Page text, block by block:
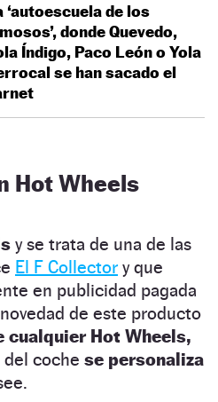
‘autoescuela de los
donde Quevedo,
Índigo, Paco León o Yola
se han sacado el
Hot Wheels
y se trata de una de las
El F Collector y que
en publicidad pagada
de este producto
cualquier Hot Wheels,
coche se personaliza